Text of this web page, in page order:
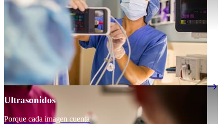
Ultrasonidos
Porque cada imagen cuenta